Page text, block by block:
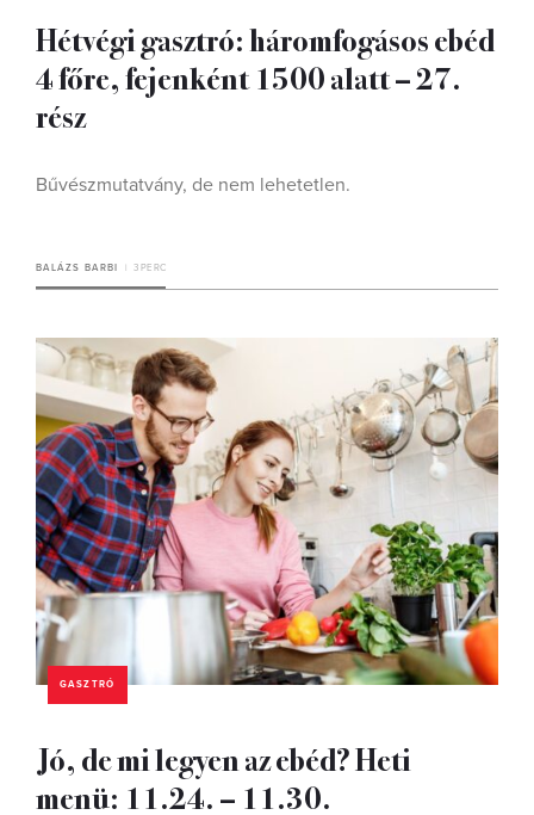
Hétvégi gasztró: háromfogásos ebéd
4 főre, fejenként 1500 alatt – 27.
rész
Bűvészmutatvány, de nem lehetetlen.
BALÁZS BARBI 3 PERC
GASZTRÓ
Jó, de mi legyen az ebéd? Heti
menü: 11.24. – 11.30.